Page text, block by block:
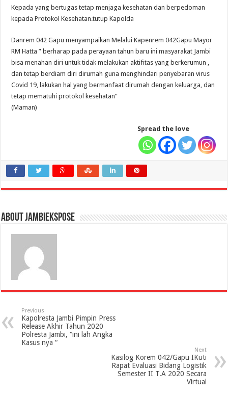
Kepada yang bertugas tetap menjaga kesehatan dan berpedoman
kepada Protokol Kesehatan.tutup Kapolda
Danrem 042 Gapu menyampaikan Melalui Kapenrem 042Gapu Mayor
RM Hatta ” berharap pada perayaan tahun baru ini masyarakat Jambi
bisa menahan diri untuk tidak melakukan aktifitas yang berkerumun ,
dan tetap berdiam diri dirumah guna menghindari penyebaran virus
Covid 19, lakukan hal yang bermanfaat dirumah dengan keluarga, dan
tetap mematuhi protokol kesehatan”
(Maman)
Spread the love
About jambiekspose
Previous
Kapolresta Jambi Pimpin Press
Release Akhir Tahun 2020
Polresta Jambi, “ini lah Angka
Kasus nya “
Next
Kasilog Korem 042/Gapu IKuti
Rapat Evaluasi Bidang Logistik
Semester II T.A 2020 Secara
Virtual